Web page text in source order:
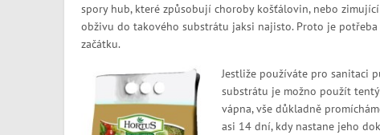
spory hub, které způsobují choroby košťálovin, nebo
obživu do takového substrátu jaksi najisto. Proto je
začátku.
Jestliže používáte pro sanitaci
substrátu je možno použít
vápna, vše důkladně
asi 14 dní, kdy nastane jeho